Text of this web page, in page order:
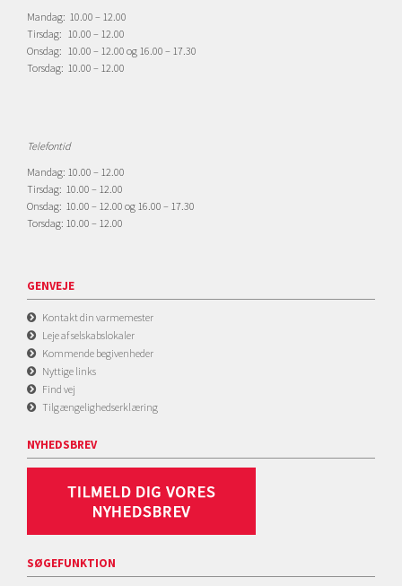
Mandag: 10.00 – 12.00
Tirsdag: 10.00 – 12.00
Onsdag: 10.00 – 12.00 og 16.00 – 17.30
Torsdag: 10.00 – 12.00
Telefontid
Mandag: 10.00 – 12.00
Tirsdag: 10.00 – 12.00
Onsdag: 10.00 – 12.00 og 16.00 – 17.30
Torsdag: 10.00 – 12.00
GENVEJE
Kontakt din varmemester
Leje af selskabslokaler
Kommende begivenheder
Nyttige links
Find vej
Tilgængelighedserklæring
NYHEDSBREV
SØGEFUNKTION